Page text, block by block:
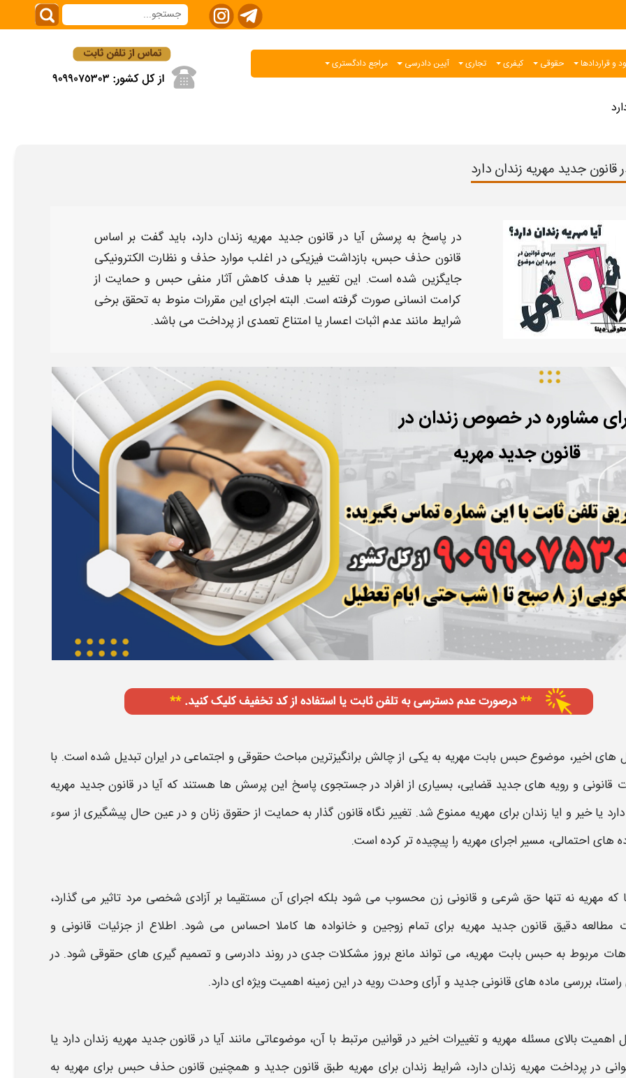
و قراردادها حقوقی کیفری تجاری آیین دادرسی مراجع دادگستری
قانون جدید مهریه زندان دارد
در پاسخ به پرسش آیا در قانون جدید مهریه زندان دارد، باید گفت بر اساس
قانون حذف حبس، بازداشت فیزیکی در اغلب موارد حذفو نظارت الکترونیکی
جایگزین شده است. این تغییر با هدف کاهش آثار منفیحبس و حمایت از
کرامت انسانی صورت گرفته است. البته اجرای این مقررات منوط به تحقق برخی
شرایط مانند عدم اثبات اعسار یا امتناع تعمدی از پرداخت می باشد.
مشاوره در خصوص زندان در
قانون جدید مهریه
های اخیر، موضوعحبس بابت مهریه به یکی از چالش برانگیزترین مباحث حقوقی و اجتماعی در ایران تبدیل شده است. با
قانونی و رویه هایجدید قضایی، بسیاری از افراد در جستجوی پاسخ این پرسش ها هستند که آیا در قانون جدید مهریه
یا خیر و ایا زندان برای مهریه ممنوع شد. تغییر نگاه قانون گذار به حمایت از حقوق زنان و در عین حال پیشگیری از سوء
های احتمالی، مسیر اجرای مهریه را پیچیده تر کرده است.
که مهریهنه تنها حق شرعی و قانونی زن محسوب می شود بلکه اجرای آن مستقیما بر آزادی شخصی مرد تاثیر می گذارد،
مطالعه دقیق قانون جدید مهریه برای تمام زوجین و خانواده ها کاملا احساس می شود. اطلاع از جزئیات قانونی و
مربوط بهحبسبابت مهریه، می تواند مانع بروز مشکلات جدی در روند دادرسی و تصمیم گیری های حقوقی شود. در
بررسی ماده های قانونیجدیدو آرای وحدت رویه در این زمینه اهمیت ویژه ای دارد.
اهمیت بالای مسئله مهریه و تغییرات اخیر در قوانین مرتبط با آن، موضوعاتی مانندآیا در قانون جدید مهریه زندان دارد یا
در پرداخت مهریه زندان دارد، شرایط زندان برای مهریه طبق قانون جدید و همچنین قانون حذف حبس برای مهریه به